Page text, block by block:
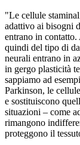
"Le cellule
adattivo ai bisogni
entrano in
quindi del tipo di
neurali entrano in
in gergo plasticità
sappiamo ad
Parkinson, le
e sostituiscono
situazioni – come
rimangono
proteggono il